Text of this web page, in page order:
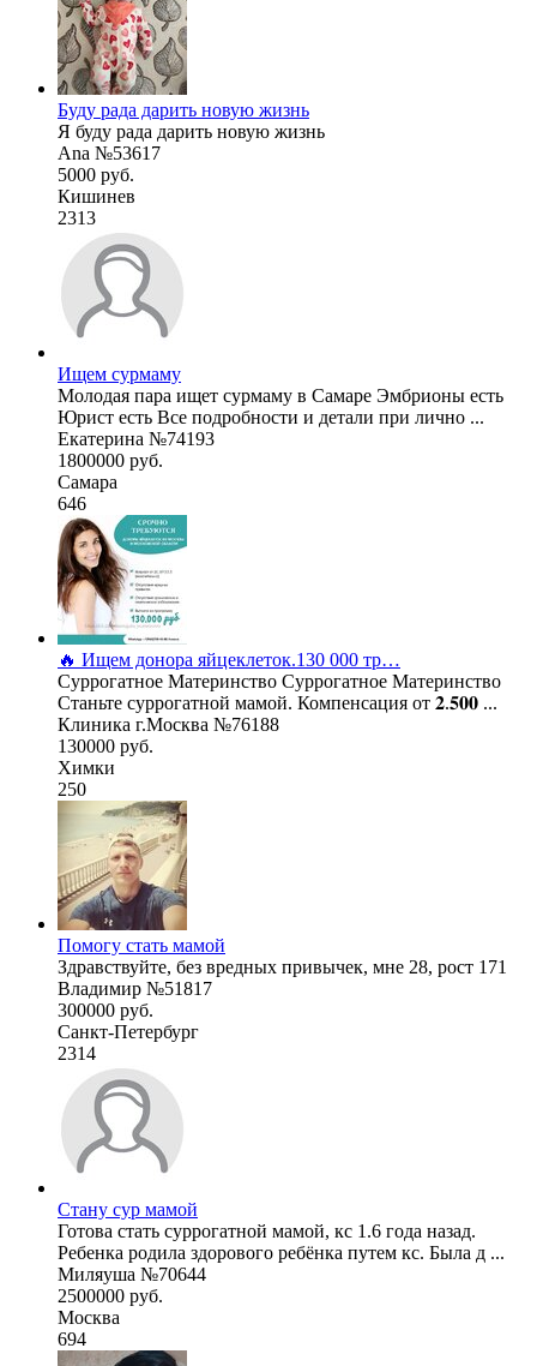
Буду рада дарить новую жизнь
Я буду рада дарить новую жизнь
Ana №53617
5000 руб.
Кишинев
2313
Ищем сурмаму
Молодая пара ищет сурмаму в Самаре Эмбрионы есть
Юрист есть Все подробности и детали при лично ...
Екатерина №74193
1800000 руб.
Самара
646
🔥 Ищем донора яйцеклеток.130 000 тр…
Суррогатное Материнство Суррогатное Материнство
Станьте суррогатной мамой. Компенсация от 𝟐.𝟓𝟎𝟎 ...
Клиника г.Москва №76188
130000 руб.
Химки
250
Помогу стать мамой
Здравствуйте, без вредных привычек, мне 28, рост 171
Владимир №51817
300000 руб.
Санкт-Петербург
2314
Стану сур мамой
Готова стать суррогатной мамой, кс 1.6 года назад.
Ребенка родила здорового ребёнка путем кс. Была д ...
Миляуша №70644
2500000 руб.
Москва
694